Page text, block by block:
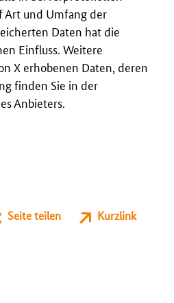
Art und Umfang der
Daten hat die
Einfluss. Weitere
X erhobenen Daten, deren
finden Sie in der
Anbieters.
Seite teilen Kurzlink